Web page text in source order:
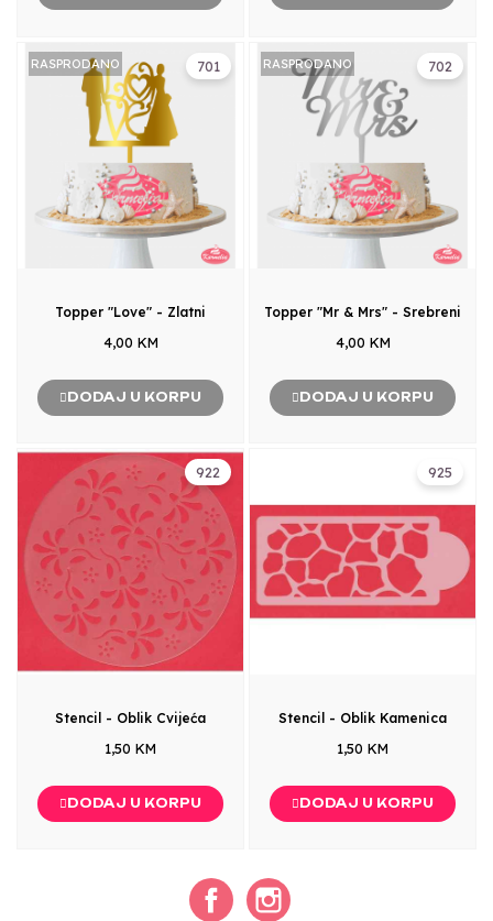
701
RASPRODANO
Topper "Love" - Zlatni
4,00 KM
DODAJ U KORPU
702
RASPRODANO
Topper "Mr & Mrs" - Srebreni
4,00 KM
DODAJ U KORPU
922
Stencil - Oblik Cvijeća
1,50 KM
DODAJ U KORPU
925
Stencil - Oblik Kamenica
1,50 KM
DODAJ U KORPU
Facebook